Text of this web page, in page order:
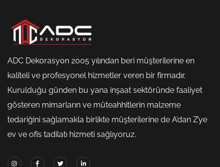
ADC Dekorasyon 2005 yılından beri müşterilerine en
kaliteli ve profesyonel hizmetler veren bir firmadır.
Kurulduğu günden bu yana inşaat sektöründe faaliyet
gösteren mimarların ve müteahhitlerin malzeme
tedariğini sağlamakla birlikte müşterilerine de A’dan Z’ye
ev ve ofis tadilatı hizmeti sağlıyoruz.